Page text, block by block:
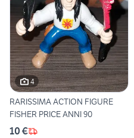
4
RARISSIMA ACTION FIGURE
FISHER PRICE ANNI 90
10 €